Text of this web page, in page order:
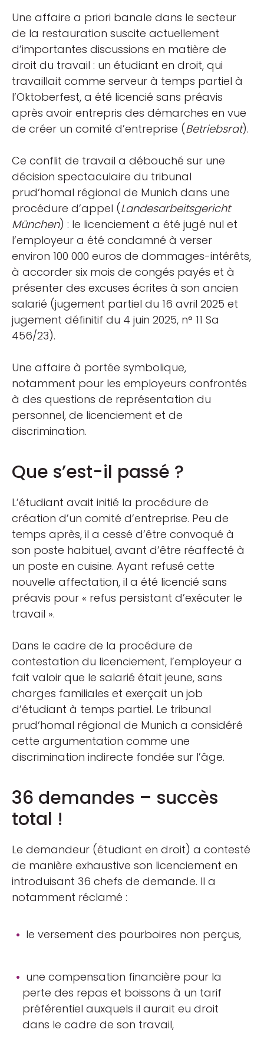
Une affaire a priori banale dans le secteur
de la restauration suscite actuellement
d’importantes discussions en matière de
droit du travail : un étudiant en droit, qui
travaillait comme serveur à temps partiel à
l’Oktoberfest, a été licencié sans préavis
après avoir entrepris des démarches en vue
de créer un comité d’entreprise (Betriebsrat).
Ce conflit de travail a débouché sur une
décision spectaculaire du tribunal
prud‘homal régional de Munich dans une
procédure d’appel (Landesarbeitsgericht
München) : le licenciement a été jugé nul et
l’employeur a été condamné à verser
environ 100 000 euros de dommages-intérêts,
à accorder six mois de congés payés et à
présenter des excuses écrites à son ancien
salarié (jugement partiel du 16 avril 2025 et
jugement définitif du 4 juin 2025, n° 11 Sa
456/23).
Une affaire à portée symbolique,
notamment pour les employeurs confrontés
à des questions de représentation du
personnel, de licenciement et de
discrimination.
Que s’est-il passé ?
L’étudiant avait initié la procédure de
création d’un comité d’entreprise. Peu de
temps après, il a cessé d’être convoqué à
son poste habituel, avant d’être réaffecté à
un poste en cuisine. Ayant refusé cette
nouvelle affectation, il a été licencié sans
préavis pour « refus persistant d’exécuter le
travail ».
Dans le cadre de la procédure de
contestation du licenciement, l’employeur a
fait valoir que le salarié était jeune, sans
charges familiales et exerçait un job
d’étudiant à temps partiel. Le tribunal
prud‘homal régional de Munich a considéré
cette argumentation comme une
discrimination indirecte fondée sur l’âge.
36 demandes – succès
total !
Le demandeur (étudiant en droit) a contesté
de manière exhaustive son licenciement en
introduisant 36 chefs de demande. Il a
notamment réclamé :
le versement des pourboires non perçus,
une compensation financière pour la
perte des repas et boissons à un tarif
préférentiel auxquels il aurait eu droit
dans le cadre de son travail,